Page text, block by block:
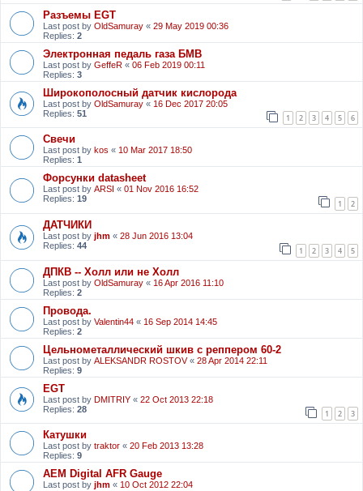
Разъемы EGT
Last post by OldSamuray « 29 May 2019 00:36
Replies: 2
Электронная педаль газа БМВ
Last post by GeffeR « 06 Feb 2019 00:11
Replies: 3
Широкополосный датчик кислорода
Last post by OldSamuray « 16 Dec 2017 20:05
Replies: 51 1 2 3 4 5 6
Свечи
Last post by kos « 10 Mar 2017 18:50
Replies: 1
Форсунки datasheet
Last post by ARSI « 01 Nov 2016 16:52
Replies: 19 1 2
ДАТЧИКИ
Last post by jhm « 28 Jun 2016 13:04
Replies: 44 1 2 3 4 5
ДПКВ -- Холл или не Холл
Last post by OldSamuray « 16 Apr 2016 11:10
Replies: 2
Провода.
Last post by Valentin44 « 16 Sep 2014 14:45
Replies: 2
Цельнометаллический шкив с реппером 60-2
Last post by ALEKSANDR ROSTOV« 28 Apr 2014 22:11
Replies: 9
EGT
Last post by DMITRIY « 22 Oct 2013 22:18
Replies: 28 1 2 3
Катушки
Last post by traktor « 20 Feb 2013 13:28
Replies: 9
АЕМ Digital AFR Gauge
Last post by jhm « 10 Oct 2012 22:04